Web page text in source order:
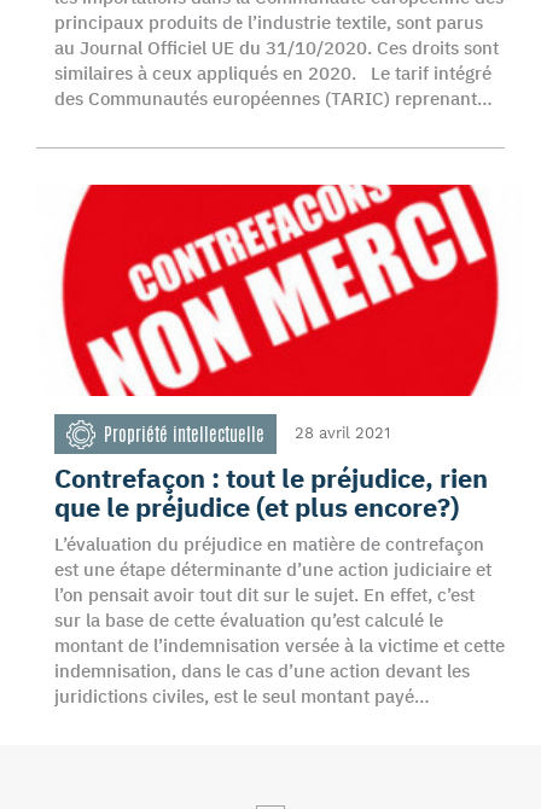
principaux produits de l’industrie textile, sont parus
au Journal Officiel UE du 31/10/2020. Ces droits sont
similaires à ceux appliqués en 2020. Le tarif intégré
des Communautés européennes (TARIC) reprenant…
Propriété intellectuelle 28 avril 2021
Contrefaçon : tout le préjudice, rien
que le préjudice (et plus encore?)
L’évaluation du préjudice en matière de contrefaçon
est une étape déterminante d’une action judiciaire et
l’on pensait avoir tout dit sur le sujet. En effet, c’est
sur la base de cette évaluation qu’est calculé le
montant de l’indemnisation versée à la victime et cette
indemnisation, dans le cas d’une action devant les
juridictions civiles, est le seul montant payé…